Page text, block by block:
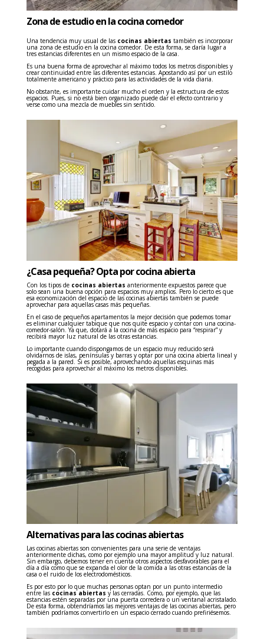
Zona de estudio en la cocina comedor
Una tendencia muy usual de las cocinas abiertas también es incorporar
una zona de estudio en la cocina comedor. De esta forma, se daría lugar a
tres estancias diferentes en un mismo espacio de la casa.
Es una buena forma de aprovechar al máximo todos los metros disponibles y
crear continuidad entre las diferentes estancias. Apostando así por un estilo
totalmente americano y práctico para las actividades de la vida diaria.
No obstante, es importante cuidar mucho el orden y la estructura de estos
espacios. Pues, si no está bien organizado puede dar el efecto contrario y
verse como una mezcla de muebles sin sentido.
¿Casa pequeña? Opta por cocina abierta
Con los tipos de cocinas abiertas anteriormente expuestos parece que
solo sean una buena opción para espacios muy amplios. Pero lo cierto es que
esa economización del espacio de las cocinas abiertas también se puede
aprovechar para aquellas casas más pequeñas.
En el caso de pequeños apartamentos la mejor decisión que podemos tomar
es eliminar cualquier tabique que nos quite espacio y contar con una cocina-
comedor-salón. Ya que, dotará a la cocina de más espacio para “respirar” y
recibirá mayor luz natural de las otras estancias.
Lo importante cuando dispongamos de un espacio muy reducido será
olvidarnos de islas, penínsulas y barras y optar por una cocina abierta lineal y
pegada a la pared. Si es posible, aprovechando aquellas esquinas más
recogidas para aprovechar al máximo los metros disponibles.
Alternativas para las cocinas abiertas
Las cocinas abiertas son convenientes para una serie de ventajas
anteriormente dichas, como por ejemplo una mayor amplitud y luz natural.
Sin embargo, debemos tener en cuenta otros aspectos desfavorables para el
día a día como que se expanda el olor de la comida a las otras estancias de la
casa o el ruido de los electrodomésticos.
Es por esto por lo que muchas personas optan por un punto intermedio
entre las cocinas abiertas y las cerradas. Como, por ejemplo, que las
estancias estén separadas por una puerta corredera o un ventanal acristalado.
De esta forma, obtendríamos las mejores ventajas de las cocinas abiertas, pero
también podríamos convertirlo en un espacio cerrado cuando prefiriésemos.